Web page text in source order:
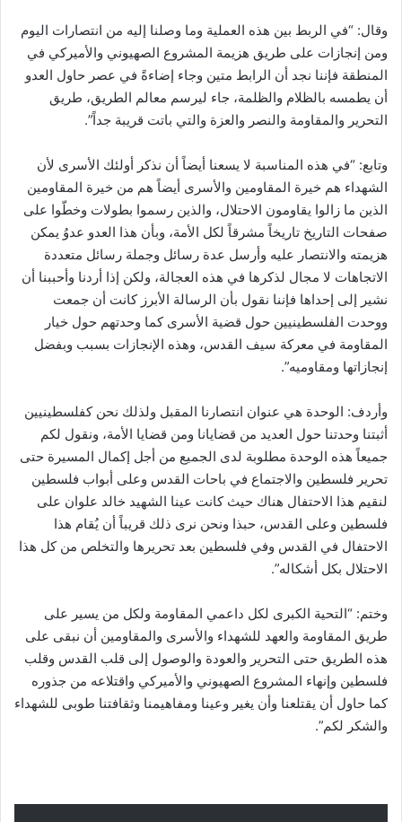
وقال: “في الربط بين هذه العملية وما وصلنا إليه من انتصارات اليوم
ومن إنجازات على طريق هزيمة المشروع الصهيوني والأميركي في
المنطقة فإننا نجد أن الرابط متين وجاء إضاءةً في عصر حاول العدو
أن يطمسه بالظلام والظلمة، جاء ليرسم معالم الطريق، طريق
التحرير والمقاومة والنصر والعزة والتي باتت قريبة جداً”.
وتابع: “في هذه المناسبة لا يسعنا أيضاً أن نذكر أولئك الأسرى لأن
الشهداء هم خيرة المقاومين والأسرى أيضاً هم من خيرة المقاومين
الذين ما زالوا يقاومون الاحتلال، والذين رسموا بطولات وخطّوا على
صفحات التاريخ تاريخاً مشرقاً لكل الأمة، وبأن هذا العدو عدوُ يمكن
هزيمته والانتصار عليه وأرسل عدة رسائل وجملة رسائل متعددة
الاتجاهات لا مجال لذكرها في هذه العجالة، ولكن إذا أردنا وأحببنا أن
نشير إلى إحداها فإننا نقول بأن الرسالة الأبرز كانت أن جمعت
ووحدت الفلسطينيين حول قضية الأسرى كما وحدتهم حول خيار
المقاومة في معركة سيف القدس، وهذه الإنجازات بسبب وبفضل
إنجازاتها ومقاوميه”.
وأردف: الوحدة هي عنوان انتصارنا المقبل ولذلك نحن كفلسطينيين
أثبتنا وحدتنا حول العديد من قضايانا ومن قضايا الأمة، ونقول لكم
جميعاً هذه الوحدة مطلوبة لدى الجميع من أجل إكمال المسيرة حتى
تحرير فلسطين والاجتماع في باحات القدس وعلى أبواب فلسطين
لنقيم هذا الاحتفال هناك حيث كانت عينا الشهيد خالد علوان على
فلسطين وعلى القدس، حبذا ونحن نرى ذلك قريباً أن يُقام هذا
الاحتفال في القدس وفي فلسطين بعد تحريرها والتخلص من كل هذا
الاحتلال بكل أشكاله”.
وختم: “التحية الكبرى لكل داعمي المقاومة ولكل من يسير على
طريق المقاومة والعهد للشهداء والأسرى والمقاومين أن نبقى على
هذه الطريق حتى التحرير والعودة والوصول إلى قلب القدس وقلب
فلسطين وإنهاء المشروع الصهيوني والأميركي واقتلاعه من جذوره
كما حاول أن يقتلعنا وأن يغير وعينا ومفاهيمنا وثقافتنا طوبى للشهداء
والشكر لكم”.